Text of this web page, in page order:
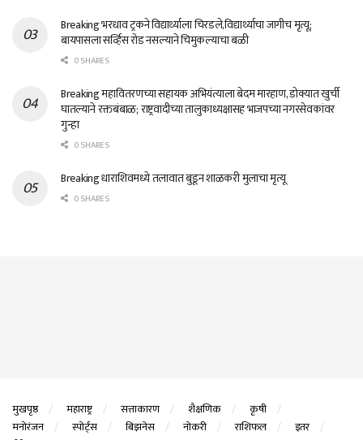
Breaking भरधाव ट्रकने विद्यार्थ्याला चिरडले,विद्यार्थ्याचा जागीच मृत्यू;
बायपासला सर्व्हिस रोड नसल्याने चिमुकल्याचा बळी
0 SHARES
Breaking महावितरणच्या सहायक अभियंत्याला बेदम मारहाण, डोक्यात खुर्ची
घातल्याने रक्तबंबाळ; राष्ट्रवादीच्या तालुकाध्यक्षासह भाजपच्या नगरसेवकांवर
गुन्हा
0 SHARES
Breaking धाराशिवमध्ये तलावात बुडून शाळकरी मुलाचा मृत्यू
0 SHARES
मुखपृष्ठ महाराष्ट्र सत्ताकारण शैक्षणिक
कृषी
मनोरंजन
स्पोर्ट्स बिझनेस नोकरी राशिफल
इतर